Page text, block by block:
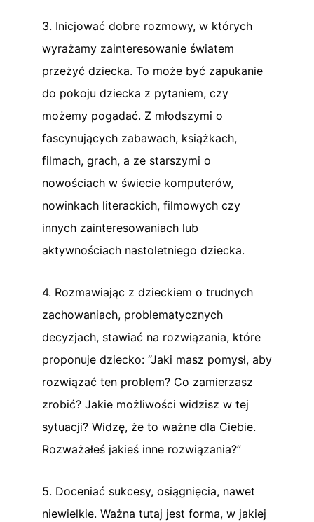
3. Inicjować dobre rozmowy, w których
wyrażamy zainteresowanie światem
przeżyć dziecka. To może być zapukanie
do pokoju dziecka z pytaniem, czy
możemy pogadać. Z młodszymi o
fascynujących zabawach, książkach,
filmach, grach, a ze starszymi o
nowościach w świecie komputerów,
nowinkach literackich, filmowych czy
innych zainteresowaniach lub
aktywnościach nastoletniego dziecka.
4. Rozmawiając z dzieckiem o trudnych
zachowaniach, problematycznych
decyzjach, stawiać na rozwiązania, które
proponuje dziecko: “Jaki masz pomysł, aby
rozwiązać ten problem? Co zamierzasz
zrobić? Jakie możliwości widzisz w tej
sytuacji? Widzę, że to ważne dla Ciebie.
Rozważałeś jakieś inne rozwiązania?”
5. Doceniać sukcesy, osiągnięcia, nawet
niewielkie. Ważna tutaj jest forma, w jakiej